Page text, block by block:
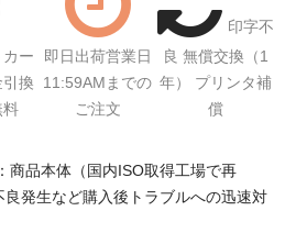
ー
引換
料
即日出荷営業日
11:59AMまでの
ご注文
印字不
良 無償交換（1
年） プリンタ補
償
商品本体（国内ISO取得工場で再
発生など購入後トラブルへの迅速対